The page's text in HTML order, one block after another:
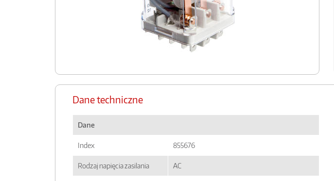
Dane techniczne
Dane
Index 855676
Rodzaj napięcia zasilania AC